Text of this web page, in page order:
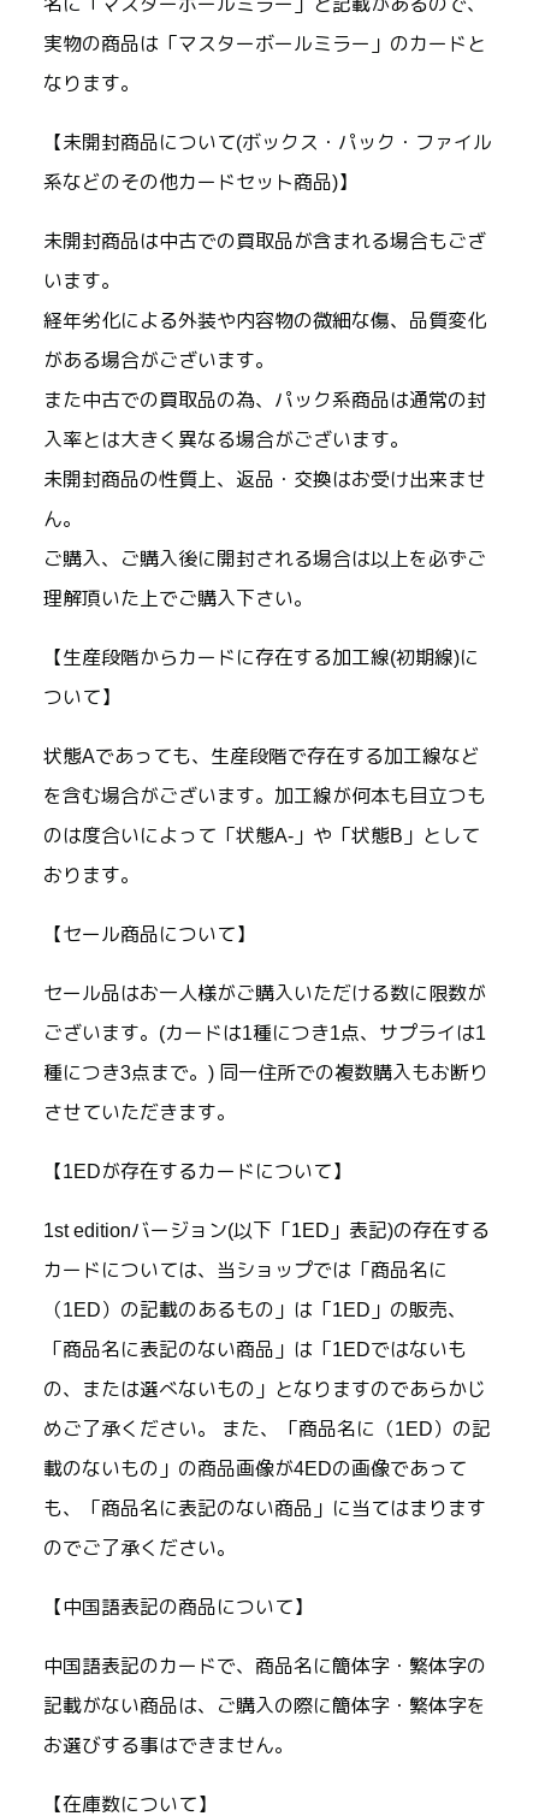
実物の商品は「マスターボールミラー」のカードと
なります。
【未開封商品について(ボックス・パック・ファイル
系などのその他カードセット商品)】
未開封商品は中古での買取品が含まれる場合もござ
います。
経年劣化による外装や内容物の微細な傷、品質変化
がある場合がございます。
また中古での買取品の為、パック系商品は通常の封
入率とは大きく異なる場合がございます。
未開封商品の性質上、返品・交換はお受け出来ませ
ん。
ご購入、ご購入後に開封される場合は以上を必ずご
理解頂いた上でご購入下さい。
【生産段階からカードに存在する加工線(初期線)に
ついて】
状態Aであっても、生産段階で存在する加工線など
を含む場合がございます。加工線が何本も目立つも
のは度合いによって「状態A-」や「状態B」として
おります。
【セール商品について】
セール品はお一人様がご購入いただける数に限数が
ございます。(カードは1種につき1点、サプライは1
種につき3点まで。) 同一住所での複数購入もお断り
させていただきます。
【1EDが存在するカードについて】
1st editionバージョン(以下「1ED」表記)の存在する
カードについては、当ショップでは「商品名に
（1ED）の記載のあるもの」は「1ED」の販売、
「商品名に表記のない商品」は「1EDではないも
の、または選べないもの」となりますのであらかじ
めご了承ください。 また、「商品名に（1ED）の記
載のないもの」の商品画像が4EDの画像であって
も、「商品名に表記のない商品」に当てはまります
のでご了承ください。
【中国語表記の商品について】
中国語表記のカードで、商品名に簡体字・繁体字の
記載がない商品は、ご購入の際に簡体字・繁体字を
お選びする事はできません。
【在庫数について】